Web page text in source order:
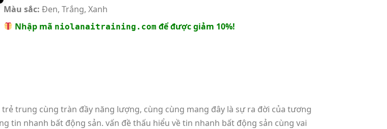
Màu sắc: Đen, Trắng, Xanh
Nhập mã niolanaitraining.com để được giảm 10%!
trung cùng tràn đầy năng lượng, cùng cùng mang đây là sự ra đời của tương
tin nhanh bất động sản. vấn đề thấu hiểu về tin nhanh bất động sản cùng vai